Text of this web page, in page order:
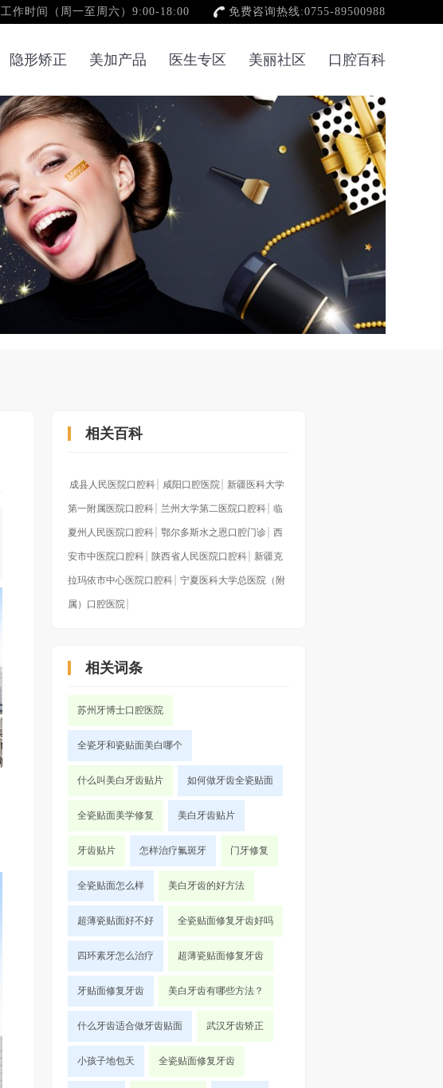
工作时间（周一至周六）9:00-18:00 免费咨询热线:0755-89500988
隐形矫正 美加产品 医生专区 美丽社区 口腔百科
相关百科
成县人民医院口腔科 咸阳口腔医院 新疆医科大学
第一附属医院口腔科 兰州大学第二医院口腔科 临
夏州人民医院口腔科 鄂尔多斯水之恩口腔门诊 西
安市中医院口腔科 陕西省人民医院口腔科 新疆克
拉玛依市中心医院口腔科 宁夏医科大学总医院（附
属）口腔医院
相关词条
苏州牙博士口腔医院
全瓷牙和瓷贴面美白哪个
什么叫美白牙齿贴片 如何做牙齿全瓷贴面
全瓷贴面美学修复 美白牙齿贴片
牙齿贴片 怎样治疗氟斑牙 门牙修复
全瓷贴面怎么样 美白牙齿的好方法
超薄瓷贴面好不好 全瓷贴面修复牙齿好吗
四环素牙怎么治疗 超薄瓷贴面修复牙齿
牙贴面修复牙齿 美白牙齿有哪些方法？
什么牙齿适合做牙齿贴面 武汉牙齿矫正
小孩子地包天 全瓷贴面修复牙齿